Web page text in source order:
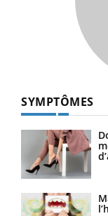
SYMPTÔMES